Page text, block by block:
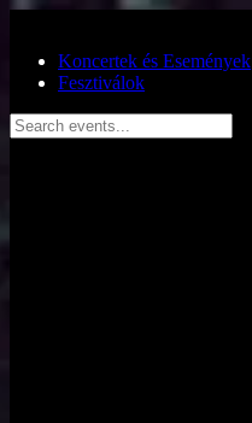
Koncertek és Események
Fesztiválok
Search events...